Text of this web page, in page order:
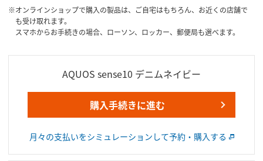
オンラインショップで購入の製品は、ご自宅はもちろん、お近くの店舗で
も受け取れます。
スマホからお手続きの場合、ローソン、ロッカー、郵便局も選べます。
AQUOS sense10 デニムネイビー
購入手続きに進む
月々の支払いをシミュレーションして予約・購入する